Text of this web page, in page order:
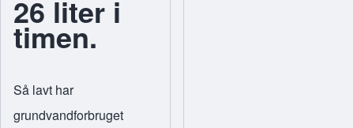
26 liter i
timen.
Så lavt har
grundvandforbruget